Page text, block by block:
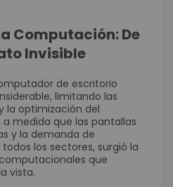
Computación: De
Invisible
de escritorio
limitando las
la optimización del
medida que las pantallas
y la demanda de
los sectores, surgió la
que
vista.